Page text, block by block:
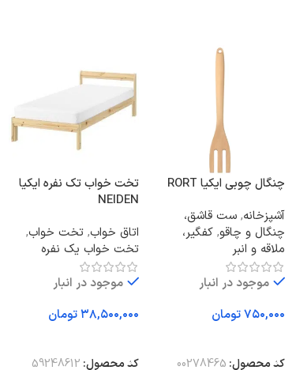
چنگال چوبی ایکیا RORT
آشپزخانه, ست قاشق،
چنگال و چاقو, کفگیر،
ملاقه و انبر
موجود در انبار
تومان
کد محصول: 00278465
تخت خواب تک نفره ایکیا
NEIDEN
اتاق خواب, تخت خواب,
تخت خواب یک نفره
موجود در انبار
تومان
کد محصول: 59248612